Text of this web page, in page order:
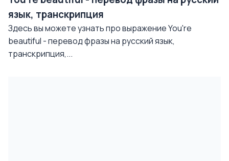
язык, транскрипция
Здесь вы можете узнать про выражение You're
beautiful - перевод фразы на русский язык,
транскрипция,...